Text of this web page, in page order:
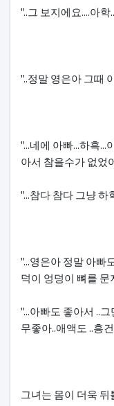
"..그 보지에요....아학
"..정말 영은아 그때
"...네에 아빠...하흑
아서 참을수가 없었
"...참다 참다 그냥 하
"...영은아 정말 아빠
덕이 엉덩이 뼈를 문
"...아빠도 좋아서 ..
무좋아..애액도 ..흥
그녀는 몸이 더욱 뒤